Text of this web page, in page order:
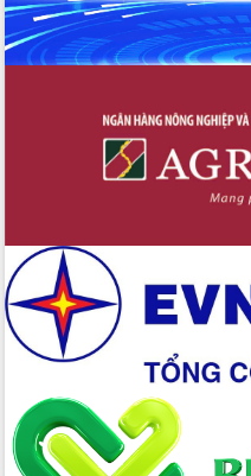
hội và đại biểu HĐND các cấp diễn ra
an toàn, hiệu quả, đúng quy định
Thủ tướng Chính phủ Phạm Minh Chính
Sôi nổi Hội đua ngựa truyền thống Gò
Thì Thùng mừng Xuân Bính Ngọ 2026
Lãnh đạo tỉnh dâng hương tưởng niệm
Ngành nông nghiệp phấn đấu tăng
trưởng đạt 5,86% trong năm 2026
UBND tỉnh Đắk Lắk triển khai công tác
quốc phòng, quân sự địa phương năm
2026
Đắk Lắk tập trung toàn lực khắc phục
tồn tại IUU, sẵn sàng làm việc với
Đoàn thanh tra EC